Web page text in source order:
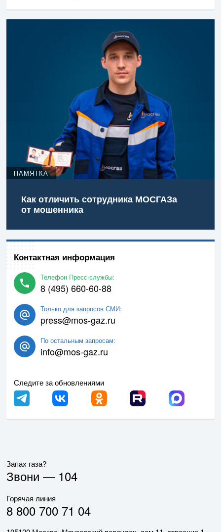
ПАМЯТКА
Как отличить сотрудника МОСГАЗа
от мошенника
Контактная информация
Телефон Пресс-службы:
8 (495) 660-60-88
Только для запросов СМИ:
press@mos-gaz.ru
По остальным запросам:
info@mos-gaz.ru
Следите за обновлениями
Запах газа?
Звони — 104
Горячая линия
8 800 700 71 04